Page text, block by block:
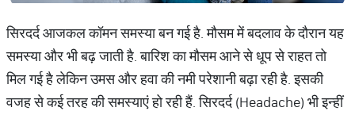
सिरदर्द आजकल कॉमन समस्या बन गई है. मौसम में बदलाव के दौरान यह
समस्या और भी बढ़ जाती है. बारिश का मौसम आने से धूप से राहत तो
मिल गई है लेकिन उमस और हवा की नमी परेशानी बढ़ा रही है. इसकी
वजह से कई तरह की समस्याएं हो रही हैं. सिरदर्द (Headache) भी इन्हीं